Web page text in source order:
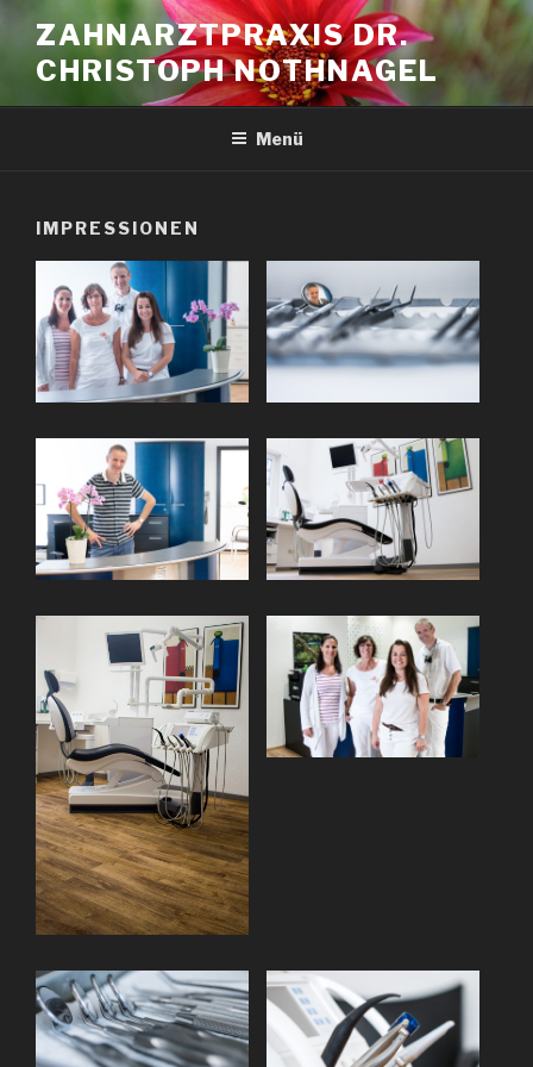
Inhalt
springen
ZAHNARZTPRAXIS DR.
CHRISTOPH NOTHNAGEL
Menü
IMPRESSIONEN